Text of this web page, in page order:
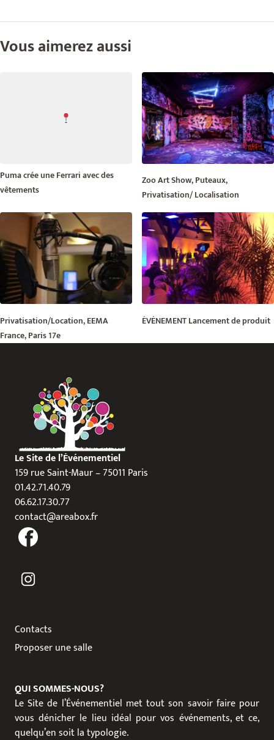
Vous aimerez aussi
Puma crée une Ferrari avec des
vêtements
Zoo Art Show, Puteaux,
Privatisation/ Localisation
Privatisation/Location, EEMA
France, Paris 17e
ÉVÉNEMENT Lancement de produit
Le Site de l’Événementiel
159 rue Saint-Maur – 75011 Paris
01.42.71.40.79
06.62.17.30.77
contact@areabox.fr
Contacts
Proposer une salle
QUI SOMMES-NOUS?
Le Site de l’Événementiel met tout son savoir faire pour
vous dénicher le lieu idéal pour vos événements, et ce,
quelqu’en soit la typologie.